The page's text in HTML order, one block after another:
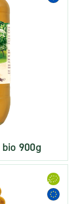
900g